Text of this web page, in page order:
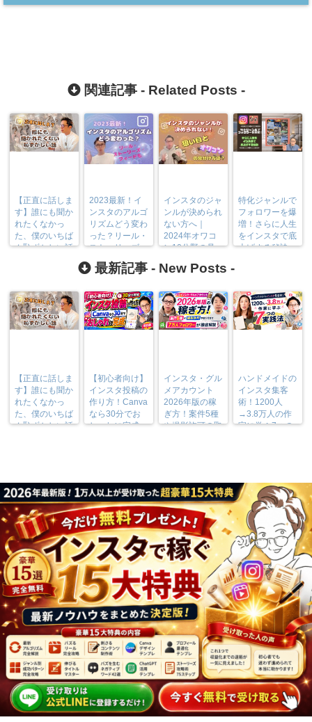
関連記事 - Related Posts -
【正直に話しま
す】誰にも聞か
れたくなかっ
た、僕のいちば
ん恥ずかしい話
2023最新！イ
ンスタのアルゴ
リズムどう変わ
った？リール・
ストーリーズ・
フィードも
インスタのジャ
ンルが決められ
ない方へ｜
2024年オワコ
ン10分野の見
特化ジャンルで
フォロワーを爆
増！さらに人生
をインスタで底
上げする秘訣
最新記事 - New Posts -
【正直に話しま
す】誰にも聞か
れたくなかっ
た、僕のいちば
ん恥ずかしい話
【初心者向け】
インスタ投稿の
作り方！Canva
なら30分でお
しゃれに完成
インスタ・グル
メアカウント
2026年版の稼
ぎ方！案件5種
や撮影許可の取
ハンドメイドの
インスタ集客
術！1200人
→3.8万人の作
家に学ぶ7つの